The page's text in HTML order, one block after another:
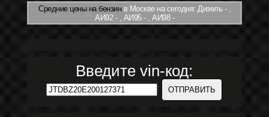
Средние цены на бензинв Москве на сегодня: Дизель - ,
АИ92 - , АИ95 - , АИ98 -
Введите vin-код: